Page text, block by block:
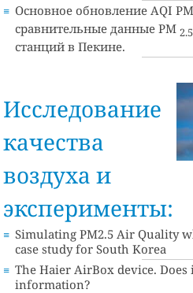
Основное обновление AQI PM
сравнительные данные PM 2.5
станций в Пекине.
Исследование
качества
воздуха и
эксперименты:
Simulating PM2.5 Air Quality
case study for South Korea
The Haier AirBox device.
information?